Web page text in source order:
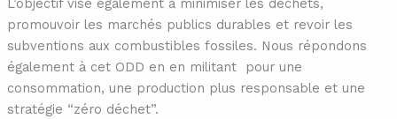
L’objectif vise également à minimiser les déchets,
promouvoir les marchés publics durables et revoir les
subventions aux combustibles fossiles. Nous répondons
également à cet ODD en en militant pour une
consommation, une production plus responsable et une
stratégie “zéro déchet”.